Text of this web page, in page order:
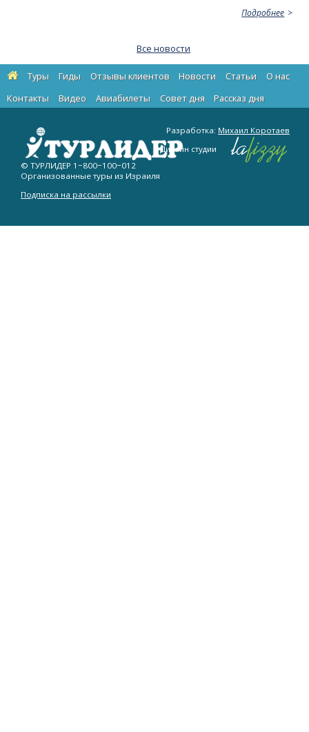
Подробнее
Все новости
Туры Гиды Отзывы клиентов Новости Статьи
О нас
Контакты
Видео Авиабилеты Cовет дня Рассказ дня
© ТУРЛИДЕР 1−800−100−012
Организованные туры из Израиля
Подписка на рассылки
Разработка: Михаил Коротаев
Дизайн студии